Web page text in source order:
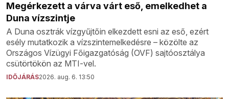
Megérkezett a várva várt eső, emelkedhet a
Duna vízszintje
A Duna osztrák vízgyűjtőin elkezdett esni az eső, ezért
esély mutatkozik a vízszintemelkedésre – közölte az
Országos Vízügyi Főigazgatóság (OVF) sajtóosztálya
csütörtökön az MTI-vel.
IDŐJÁRÁS2026. aug. 6. 13:50